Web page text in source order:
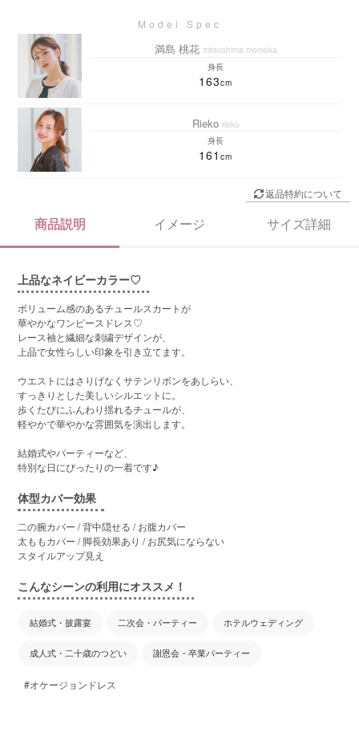
満島 桃花 mitsushima momoka
身長
163
Rieko rieko
身長
161
返品特約について
商品説明 イメージ サイズ詳細
上品なネイビーカラー♡
ボリューム感のあるチュールスカートが
華やかなワンピースドレス♡
レース袖と繊細な刺繍デザインが、
上品で女性らしい印象を引き立てます。
ウエストにはさりげなくサテンリボンをあしらい、
すっきりとした美しいシルエットに。
歩くたびにふんわり揺れるチュールが、
軽やかで華やかな雰囲気を演出します。
結婚式やパーティーなど、
特別な日にぴったりの一着です♪
体型カバー効果
二の腕カバー / 背中隠せる / お腹カバー
太ももカバー / 脚長効果あり / お尻気にならない
スタイルアップ見え
こんなシーンの利用にオススメ！
結婚式・披露宴 二次会・パーティー ホテルウェディング
成人式・二十歳のつどい 謝恩会・卒業パーティー
#オケージョンドレス